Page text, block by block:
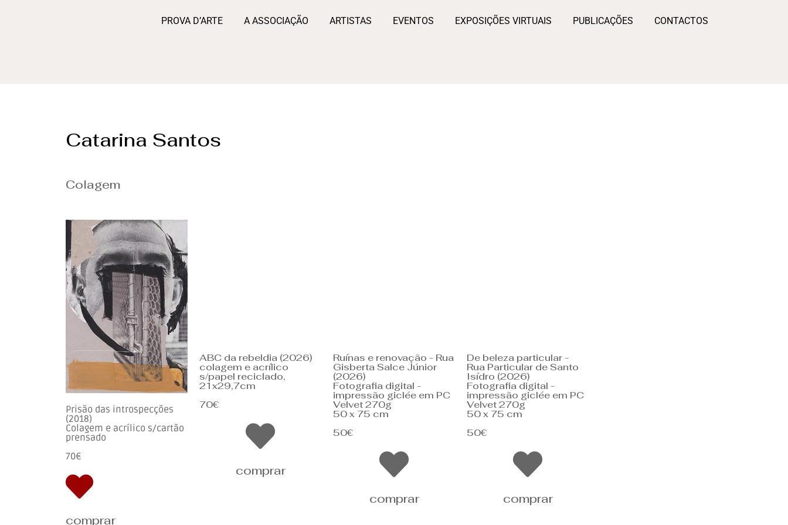
PROVA D’ARTE A ASSOCIAÇÃO ARTISTAS EVENTOS EXPOSIÇÕES VIRTUAIS PUBLICAÇÕES CONTACTOS
Catarina Santos
Colagem
Prisão das introspecções
(2018)
Colagem e acrílico s/cartão
prensado
70€
comprar
ABC da rebeldia (2026)
colagem e acrílico
s/papel reciclado,
21x29,7cm
70€
comprar
Ruínas e renovação - Rua
Gisberta Salce Júnior
(2026)
Fotografia digital -
impressão giclée em PC
Velvet 270g
50 x 75 cm
50€
comprar
De beleza particular -
Rua Particular de Santo
Isídro (2026)
Fotografia digital -
impressão giclée em PC
Velvet 270g
50 x 75 cm
50€
comprar